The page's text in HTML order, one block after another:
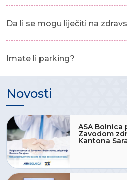
Da li se mogu liječiti na
Imate li parking?
Novosti
ASA Bolnica
Zavodom
Kantona